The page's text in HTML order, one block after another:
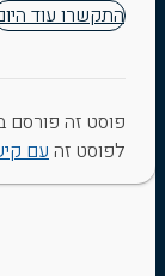
התקשרו עוד
פוסט זה פורסם
לפוסט זהעם